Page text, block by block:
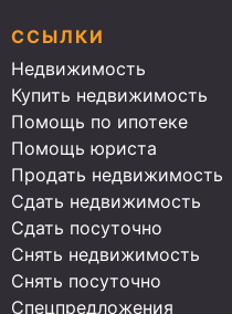
ССЫЛКИ
Недвижимость
Купить недвижимость
Помощь по ипотеке
Помощь юриста
Продать недвижимость
Сдать недвижимость
Сдать посуточно
Снять недвижимость
Снять посуточно
Спецпредложения